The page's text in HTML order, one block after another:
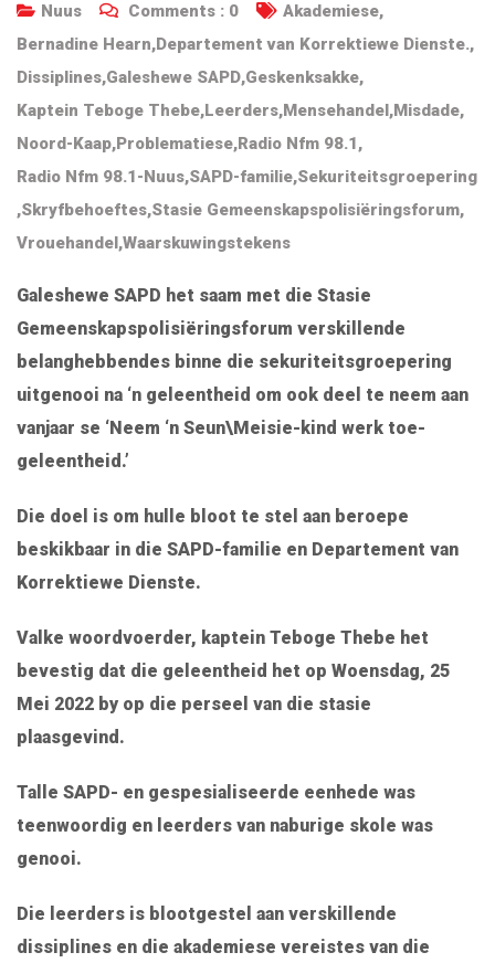
Nuus Comments : 0 Akademiese,
Bernadine Hearn,Departement van Korrektiewe Dienste.,
Dissiplines,Galeshewe SAPD,Geskenksakke,
Kaptein Teboge Thebe,Leerders,Mensehandel,Misdade,
Noord-Kaap,Problematiese,Radio Nfm 98.1,
Radio Nfm 98.1-Nuus,SAPD-familie,Sekuriteitsgroepering
,Skryfbehoeftes,Stasie Gemeenskapspolisiëringsforum,
Vrouehandel,Waarskuwingstekens
Galeshewe SAPD het saam met die Stasie
Gemeenskapspolisiëringsforum verskillende
belanghebbendes binne die sekuriteitsgroepering
uitgenooi na ‘n geleentheid om ook deel te neem aan
vanjaar se ‘Neem ‘n Seun\Meisie-kind werk toe-
geleentheid.’
Die doel is om hulle bloot te stel aan beroepe
beskikbaar in die SAPD-familie en Departement van
Korrektiewe Dienste.
Valke woordvoerder, kaptein Teboge Thebe het
bevestig dat die geleentheid het op Woensdag, 25
Mei 2022 by op die perseel van die stasie
plaasgevind.
Talle SAPD- en gespesialiseerde eenhede was
teenwoordig en leerders van naburige skole was
genooi.
Die leerders is blootgestel aan verskillende
dissiplines en die akademiese vereistes van die